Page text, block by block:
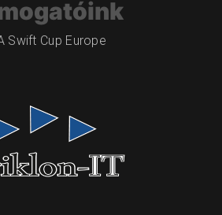
Swift Cup Europe